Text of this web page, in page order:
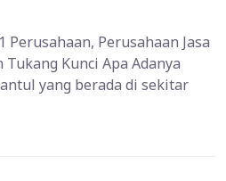
Perusahaan, Perusahaan Jasa
Kunci Apa Adanya
yang berada di sekitar